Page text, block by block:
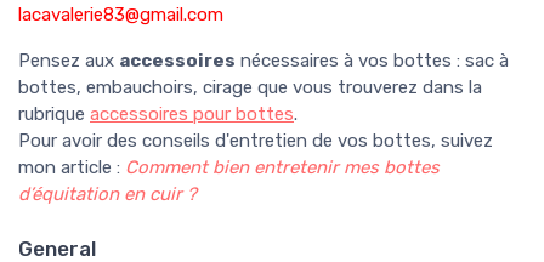
lacavalerie83@gmail.com
Pensez aux accessoires nécessaires à vos bottes : sac à
bottes, embauchoirs, cirage que vous trouverez dans la
rubrique accessoires pour bottes.
Pour avoir des conseils d'entretien de vos bottes, suivez
mon article : Comment bien entretenir mes bottes
d’équitation en cuir ?
General